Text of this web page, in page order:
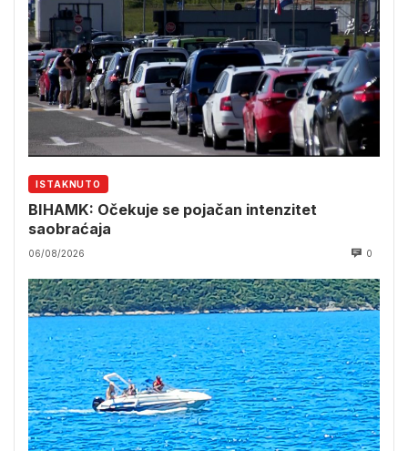
ISTAKNUTO
BIHAMK: Očekuje se pojačan intenzitet
saobraćaja
06/08/2026 0